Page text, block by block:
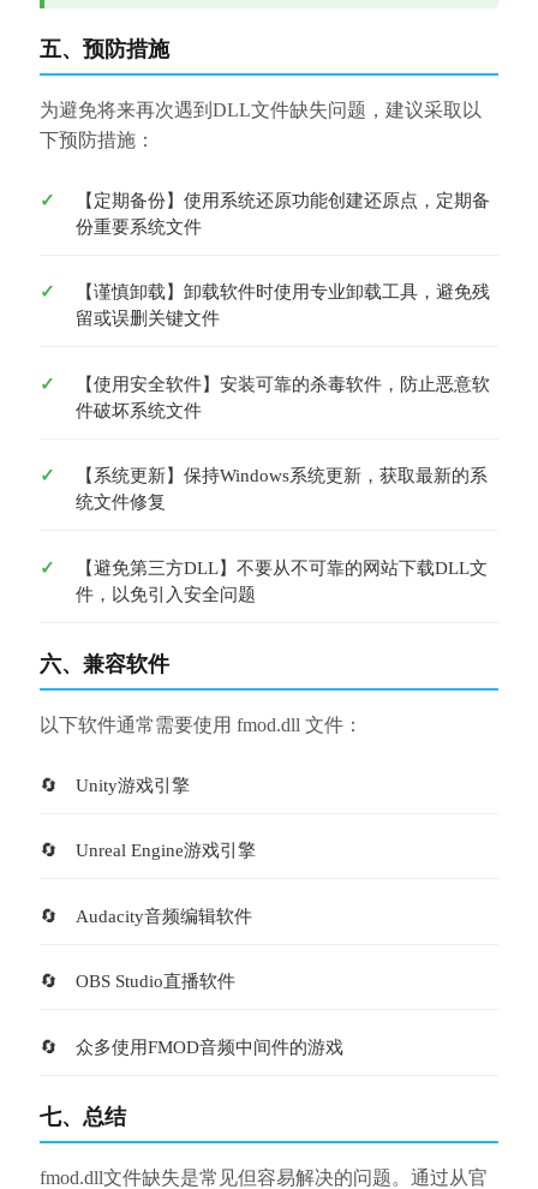
五、预防措施
为避免将来再次遇到DLL文件缺失问题，建议采取以
下预防措施：
【定期备份】使用系统还原功能创建还原点，定期备
份重要系统文件
【谨慎卸载】卸载软件时使用专业卸载工具，避免残
留或误删关键文件
【使用安全软件】安装可靠的杀毒软件，防止恶意软
件破坏系统文件
【系统更新】保持Windows系统更新，获取最新的系
统文件修复
【避免第三方DLL】不要从不可靠的网站下载DLL文
件，以免引入安全问题
六、兼容软件
以下软件通常需要使用 fmod.dll 文件：
Unity游戏引擎
Unreal Engine游戏引擎
Audacity音频编辑软件
OBS Studio直播软件
众多使用FMOD音频中间件的游戏
七、总结
fmod.dll文件缺失是常见但容易解决的问题。通过从官